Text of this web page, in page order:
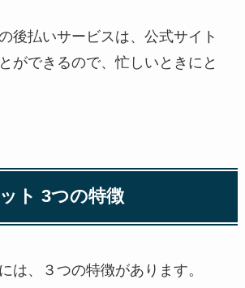
後払いサービスは、公式サイト
ができるので、忙しいときにと
ト 3つの特徴
は、３つの特徴があります。